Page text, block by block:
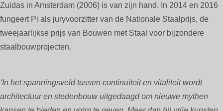
Zuidas in Amsterdam (2006) is van zijn hand. In 2014 en 2016
fungeert Pi als juryvoorzitter van de Nationale Staalprijs, de
tweejaarlijkse prijs van Bouwen met Staal voor bijzondere
staalbouwprojecten.
‘In het spanningsveld tussen continuïteit en vitaliteit wordt
architectuur en stedenbouw uitgedaagd om nieuwe mythen